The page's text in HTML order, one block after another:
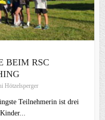
BEIM RSC
Hötzelsperger
Teilnehmerin ist drei